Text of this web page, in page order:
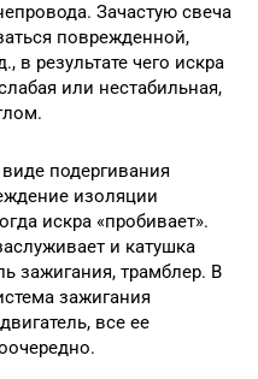
Зачастую свеча
поврежденной,
в результате чего искра
или нестабильная,
подергивания
изоляции
искра «пробивает».
и катушка
зажигания, трамблер. В
зажигания
все ее